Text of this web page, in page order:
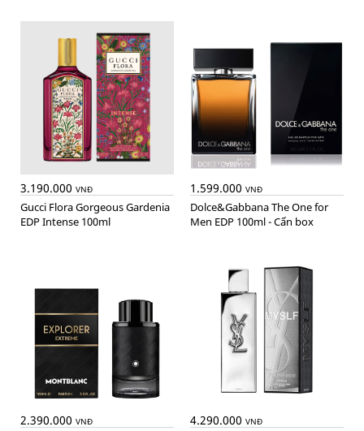
3.190.000 VNĐ
Gucci Flora Gorgeous Gardenia
EDP Intense 100ml
1.599.000 VNĐ
Dolce&Gabbana The One for
Men EDP 100ml - Cấn box
2.390.000 VNĐ 4.290.000 VNĐ